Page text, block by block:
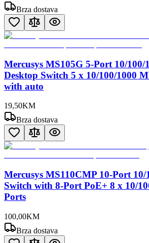
Brza dostava
Mercusys MS105G 5-Port 10/100/
Desktop Switch 5 x 10/100/1000
with auto
19,50KM
Brza dostava
Mercusys MS110CMP 10-Port
Switch with 8-Port PoE+ 8 x 10/
Ports
100,00KM
Brza dostava